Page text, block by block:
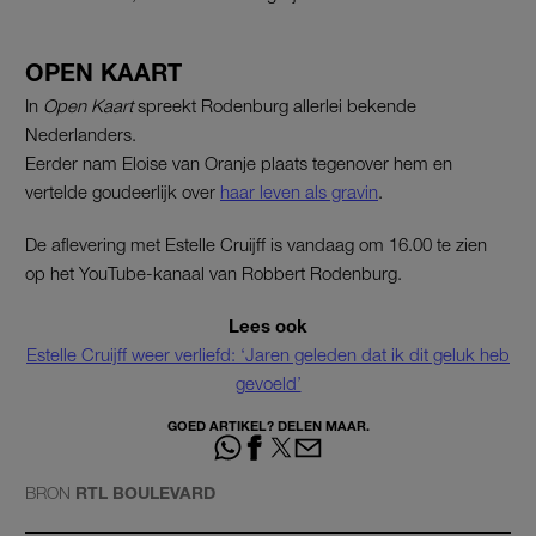
OPEN KAART
In Open Kaartspreekt Rodenburg allerlei bekende
Nederlanders.
Eerder nam Eloise van Oranje plaats tegenover hem en
vertelde goudeerlijk over haar leven als gravin.
De aflevering met Estelle Cruijff is vandaag om 16.00 te zien
op het YouTube-kanaal van Robbert Rodenburg.
Lees ook
Estelle Cruijff weer verliefd: ‘Jaren geleden dat ik dit geluk heb
gevoeld’
GOED ARTIKEL? DELEN MAAR.
BRON RTL BOULEVARD